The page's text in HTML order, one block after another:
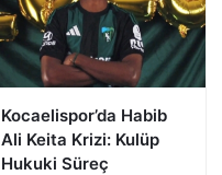
Kocaelispor’da Habib
Ali Keita Krizi: Kulüp
Hukuki Süreç